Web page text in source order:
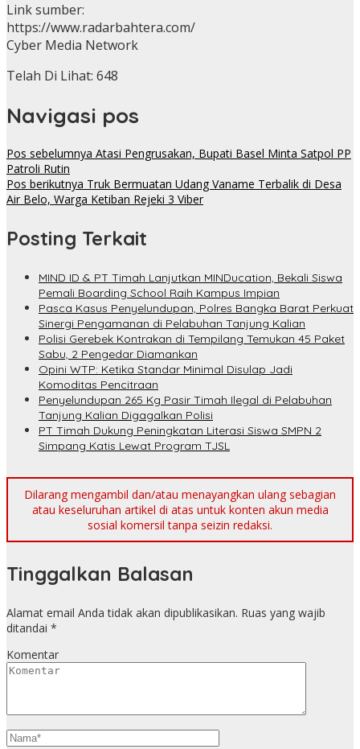
Link sumber:
https://www.radarbahtera.com/
Cyber Media Network
Telah Di Lihat: 648
Navigasi pos
Pos sebelumnya Atasi Pengrusakan, Bupati Basel Minta Satpol PP
Patroli Rutin
Pos berikutnya Truk Bermuatan Udang Vaname Terbalik di Desa
Air Belo, Warga Ketiban Rejeki 3 Viber
Posting Terkait
MIND ID & PT Timah Lanjutkan MINDucation, Bekali Siswa
Pemali Boarding School Raih Kampus Impian
Pasca Kasus Penyelundupan, Polres Bangka Barat Perkuat
Sinergi Pengamanan di Pelabuhan Tanjung Kalian
Polisi Gerebek Kontrakan di Tempilang Temukan 45 Paket
Sabu, 2 Pengedar Diamankan
Opini WTP: Ketika Standar Minimal Disulap Jadi
Komoditas Pencitraan
Penyelundupan 265 Kg Pasir Timah Ilegal di Pelabuhan
Tanjung Kalian Digagalkan Polisi
PT Timah Dukung Peningkatan Literasi Siswa SMPN 2
Simpang Katis Lewat Program TJSL
Dilarang mengambil dan/atau menayangkan ulang sebagian
atau keseluruhan artikel di atas untuk konten akun media
sosial komersil tanpa seizin redaksi.
Tinggalkan Balasan
Alamat email Anda tidak akan dipublikasikan. Ruas yang wajib
ditandai *
Komentar